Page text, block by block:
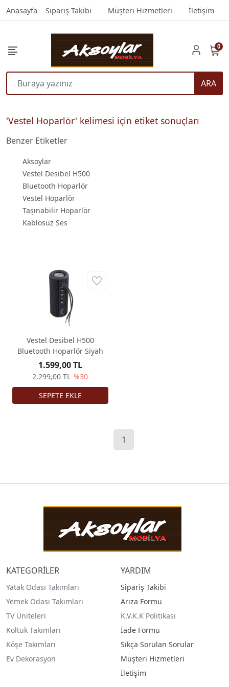
Anasayfa Sipariş Takibi Müşteri Hizmetleri İletişim
ARA
0
'Vestel Hoparlör' kelimesi için etiket sonuçları
Benzer Etiketler
Aksoylar
Vestel Desibel H500
Bluetooth Hoparlör
Vestel Hoparlör
Taşınabilir Hoparlör
Kablosuz Ses
Vestel Desibel H500
Bluetooth Hoparlör Siyah
2.299,00 TL %30
1.599,00 TL
1
KATEGORİLER
Yatak Odası Takımları
Yemek Odası Takımları
TV Üniteleri
Koltuk Takımları
Köşe Takımları
Ev Dekorasyon
YARDIM
Sipariş Takibi
Arıza Formu
K.V.K.K Politikası
İade Formu
Sıkça Sorulan Sorular
Müşteri Hizmetleri
İletişim